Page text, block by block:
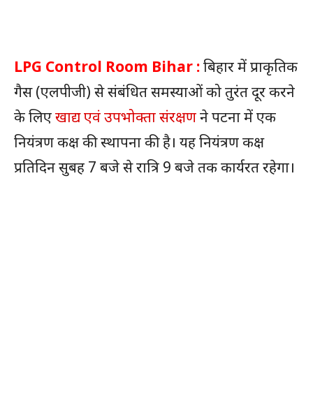
LPG Control Room Bihar :बिहार में प्राकृतिक
गैस (एलपीजी) से संबंधित समस्याओं को तुरंत दूर करने
के लिएखाद्य एवं उपभोक्ता संरक्षणने पटना में एक
नियंत्रण कक्ष की स्थापना की है। यह नियंत्रण कक्ष
प्रतिदिन सुबह 7 बजे से रात्रि 9 बजे तक कार्यरत रहेगा।